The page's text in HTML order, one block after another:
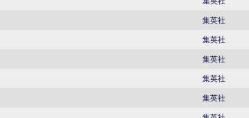
集英社
集英社
集英社
集英社
集英社